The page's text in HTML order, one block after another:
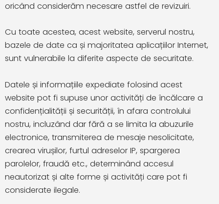
oricând considerăm necesare astfel de revizuiri.
Cu toate acestea, acest website, serverul nostru,
bazele de date ca și majoritatea aplicațiilor Internet,
sunt vulnerabile la diferite aspecte de securitate.
Datele și informațiile expediate folosind acest
website pot fi supuse unor activități de încălcare a
confidențialității și securității, în afara controlului
nostru, incluzând dar fără a se limita la abuzurile
electronice, transmiterea de mesaje nesolicitate,
crearea virușilor, furtul adreselor IP, spargerea
parolelor, fraudă etc., determinând accesul
neautorizat și alte forme și activități care pot fi
considerate ilegale.